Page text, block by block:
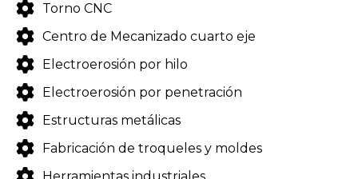
Torno CNC
Centro de Mecanizado cuarto eje
Electroerosión por hilo
Electroerosión por penetración
Estructuras metálicas
Fabricación de troqueles y moldes